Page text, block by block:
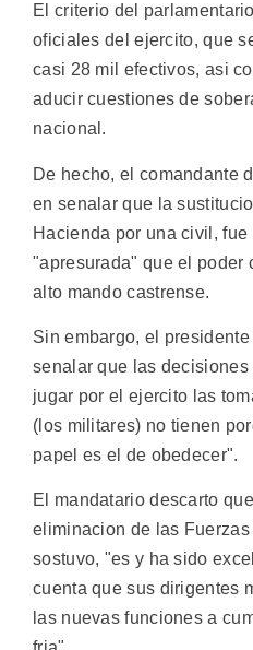
El criterio del
oficiales del ejercito, que
casi 28 mil efectivos, asi
aducir cuestiones de
nacional.
De hecho, el comandante
en senalar que la
Hacienda por una civil,
"apresurada" que el poder
alto mando castrense.
Sin embargo, el presidente
senalar que las
jugar por el ejercito las
(los militares) no tienen
papel es el de obedecer".
El mandatario descarto
eliminacion de las
sostuvo, "es y ha sido
cuenta que sus dirigentes
las nuevas funciones a